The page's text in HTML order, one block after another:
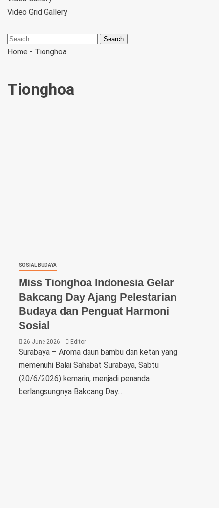
Video Grid Gallery
Home - Tionghoa
Tionghoa
SOSIAL BUDAYA
Miss Tionghoa Indonesia Gelar
Bakcang Day Ajang Pelestarian
Budaya dan Penguat Harmoni
Sosial
26 June 2026 Editor
Surabaya – Aroma daun bambu dan ketan yang
memenuhi Balai Sahabat Surabaya, Sabtu
(20/6/2026) kemarin, menjadi penanda
berlangsungnya Bakcang Day...